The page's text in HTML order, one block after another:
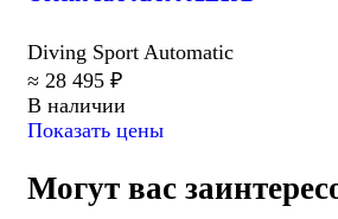
Diving Sport Automatic
≈ 28 495 ₽
В наличии
Показать цены
Могут вас